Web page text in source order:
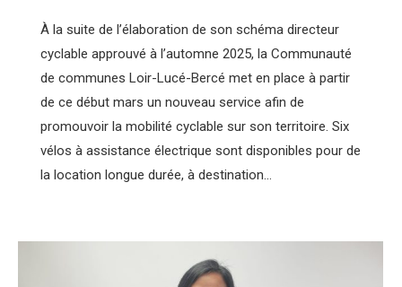
À la suite de l’élaboration de son schéma directeur
cyclable approuvé à l’automne 2025, la Communauté
de communes Loir-Lucé-Bercé met en place à partir
de ce début mars un nouveau service afin de
promouvoir la mobilité cyclable sur son territoire. Six
vélos à assistance électrique sont disponibles pour de
la location longue durée, à destination…